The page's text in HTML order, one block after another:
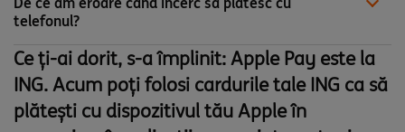
telefonul?
Ce ți-ai dorit, s-a împlinit: Apple Pay este la
ING. Acum poți folosi cardurile tale ING ca să
plătești cu dispozitivul tău Apple în